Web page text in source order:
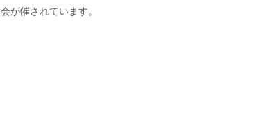
が催されています。